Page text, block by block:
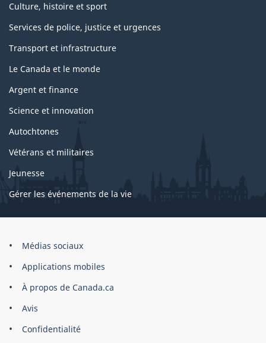
Culture, histoire et sport
Services de police, justice et urgences
Transport et infrastructure
Le Canada et le monde
Argent et finance
Science et innovation
Autochtones
Vétérans et militaires
Jeunesse
Gérer les événements de la vie
Organisation
gouvernement
du
Canada
Médias sociaux
Applications mobiles
À propos de Canada.ca
Avis
Confidentialité